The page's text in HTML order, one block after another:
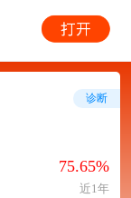
75.65%
近1年
诊断